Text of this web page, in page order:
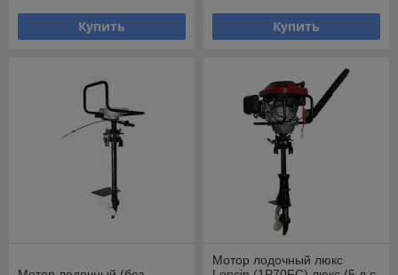
Купить Купить
Мотор лодочный люкс